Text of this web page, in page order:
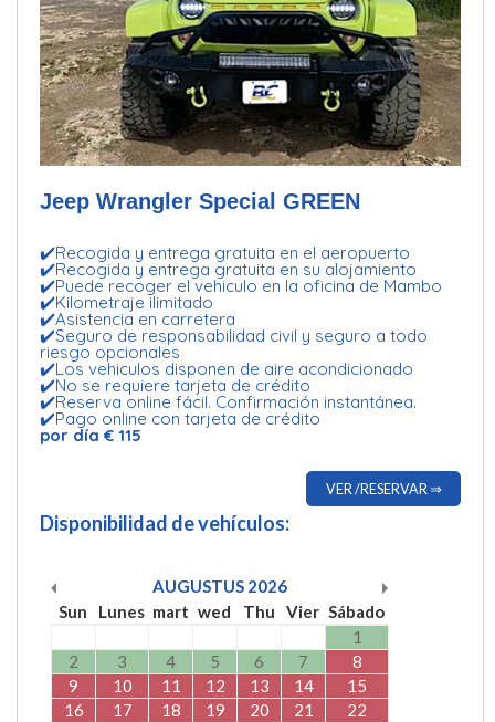
Jeep Wrangler Special GREEN
✔️Recogida y entrega gratuita en el aeropuerto
✔️Recogida y entrega gratuita en su alojamiento
✔️Puede recoger el vehiculo en la oficina de Mambo
✔️Kilometraje ilimitado
✔️Asistencia en carretera
✔️Seguro de responsabilidad civil y seguro a todo
riesgo opcionales
✔️Los vehiculos disponen de aire acondicionado
✔️No se requiere tarjeta de crédito
✔️Reserva online fácil. Confirmación instantánea.
✔️Pago online con tarjeta de crédito
por día € 115
VER /RESERVAR ⇒
Disponibilidad de vehículos:
AUGUSTUS 2026
Sun
Lunes mart wed Thu Vier Sábado
1
2
3 4 5 6 7
8
9
10 11 12 13 14
15
16
17 18 19 20 21
22